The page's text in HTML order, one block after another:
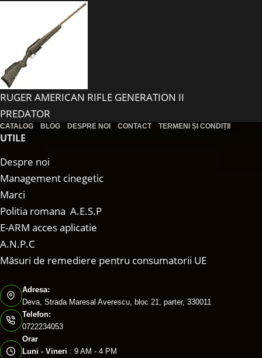
RUGER AMERICAN RIFLE GENERATION II
PREDATOR
CATALOG BLOG DESPRE NOI CONTACT TERMENI ȘI CONDIȚII
UTILE
Despre noi
Management cinegetic
Marci
Politia romana A.E.S.P
E-ARM acces aplicatie
A.N.P.C
Măsuri de remediere pentru consumatorii UE
Adresa:
Deva, Strada Maresal Averescu, bloc 21, parter, 330011
Telefon:
0722234053
Orar
Luni - Vineri : 9 AM - 4 PM